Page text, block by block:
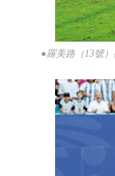
●羅美路（13號